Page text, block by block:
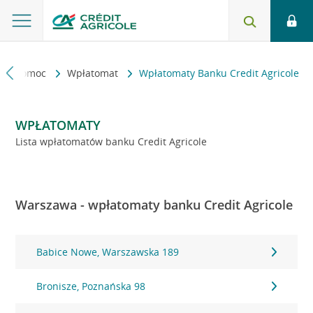
i pomoc Wpłatomat Wpłatomaty Banku Credit Agricole
WPŁATOMATY
Lista wpłatomatów banku Credit Agricole
Warszawa - wpłatomaty banku Credit Agricole
Babice Nowe, Warszawska 189
Bronisze, Poznańska 98